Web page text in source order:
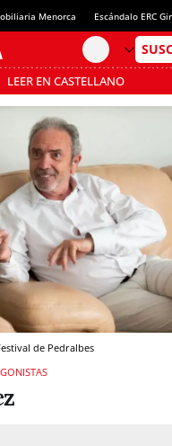
Menorca Escándalo ERC
LEER EN CASTELLANO
al MODO AHORRO
de Pedralbes